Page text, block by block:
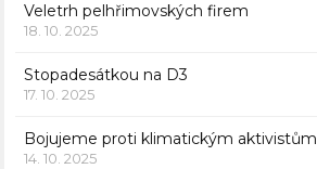
Veletrh pelhřimovských firem
18. 10. 2025
Stopadesátkou na D3
17. 10. 2025
Bojujeme proti klimatickým aktivistům
14. 10. 2025